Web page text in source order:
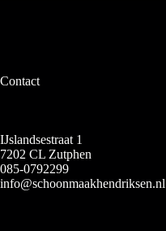
Contact
IJslandsestraat 1
7202 CL Zutphen
085-0792299
info@schoonmaakhendriksen.nl